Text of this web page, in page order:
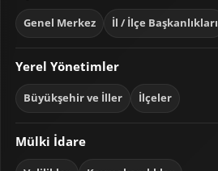
Genel Merkez İl / İlçe Başkanlıkları
Yerel Yönetimler
Büyükşehir ve İller İlçeler
Mülki İdare